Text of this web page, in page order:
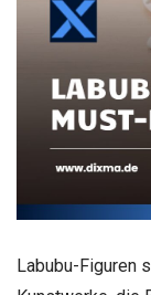
Labubu-Figuren